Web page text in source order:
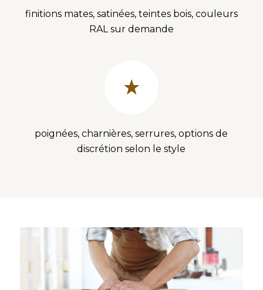
finitions mates, satinées, teintes bois, couleurs
RAL sur demande
poignées, charnières, serrures, options de
discrétion selon le style